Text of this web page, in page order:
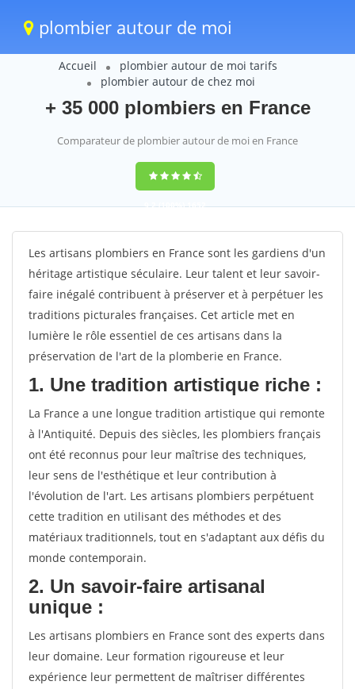
plombier autour de moi
Accueil
plombier autour de moi tarifs
plombier autour de chez moi
+ 35 000 plombiers en France
Comparateur de plombier autour de moi en France
9,2(100%)1652
votes
Les artisans plombiers en France sont les gardiens d'un
héritage artistique séculaire. Leur talent et leur savoir-
faire inégalé contribuent à préserver et à perpétuer les
traditions picturales françaises. Cet article met en
lumière le rôle essentiel de ces artisans dans la
préservation de l'art de la plomberie en France.
1. Une tradition artistique riche :
La France a une longue tradition artistique qui remonte
à l'Antiquité. Depuis des siècles, les plombiers français
ont été reconnus pour leur maîtrise des techniques,
leur sens de l'esthétique et leur contribution à
l'évolution de l'art. Les artisans plombiers perpétuent
cette tradition en utilisant des méthodes et des
matériaux traditionnels, tout en s'adaptant aux défis du
monde contemporain.
2. Un savoir-faire artisanal
unique :
Les artisans plombiers en France sont des experts dans
leur domaine. Leur formation rigoureuse et leur
expérience leur permettent de maîtriser différentes